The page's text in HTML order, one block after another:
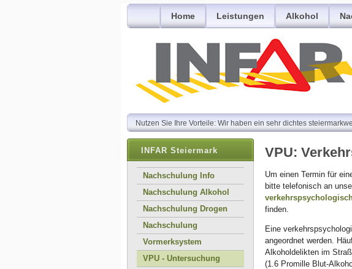
Home Leistungen Alkohol
Nutzen Sie Ihre Vorteile: Wir haben ein sehr dichtes
INFAR Steiermark
Nachschulung Info
Nachschulung Alkohol
Nachschulung Drogen
Nachschulung
Vormerksystem
VPU - Untersuchung
VPU:
Um einen Termin für
bitte telefonisch an
finden.
Eine
angeordnet werden.
Alkoholdelikten im
(1.6 Promille Blut-